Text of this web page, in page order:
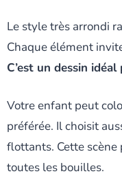
Le style très arrondi
Chaque élément
C’est un dessin
Votre enfant peut
préférée. Il choisit
flottants. Cette scène
toutes les bouilles.